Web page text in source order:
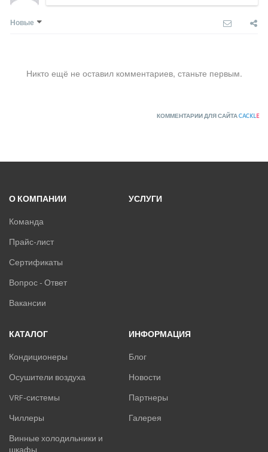
Новые
Никто ещё не оставил комментариев, станьте первым.
КОММЕНТАРИИ ДЛЯ САЙТАCACKLE
О КОМПАНИИ
Команда
Прайс-лист
Сертификаты
Вопрос - Ответ
Вакансии
УСЛУГИ
КАТАЛОГ
Кондиционеры
Осушители воздуха
VRF-системы
Чиллеры
Винные холодильники и
ИНФОРМАЦИЯ
Блог
Новости
Партнеры
Галерея